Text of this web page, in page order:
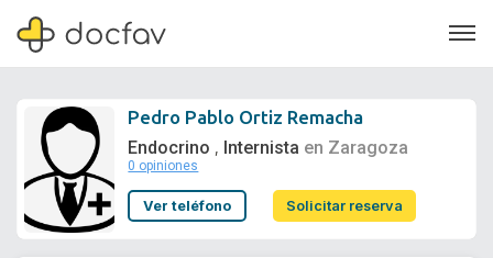
Soporte
Pedro Pablo Ortiz Remacha
Endocrino , Internista en Zaragoza
0 opiniones
Ver teléfono Solicitar reserva